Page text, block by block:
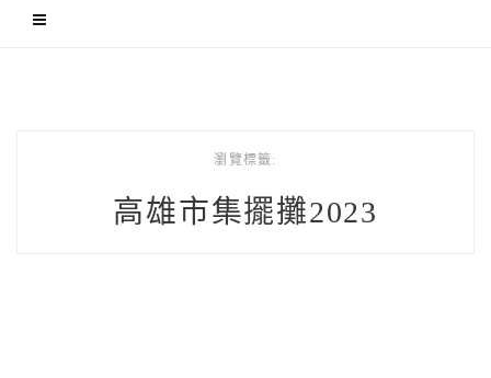
瀏覽標籤:
高雄市集擺攤2023